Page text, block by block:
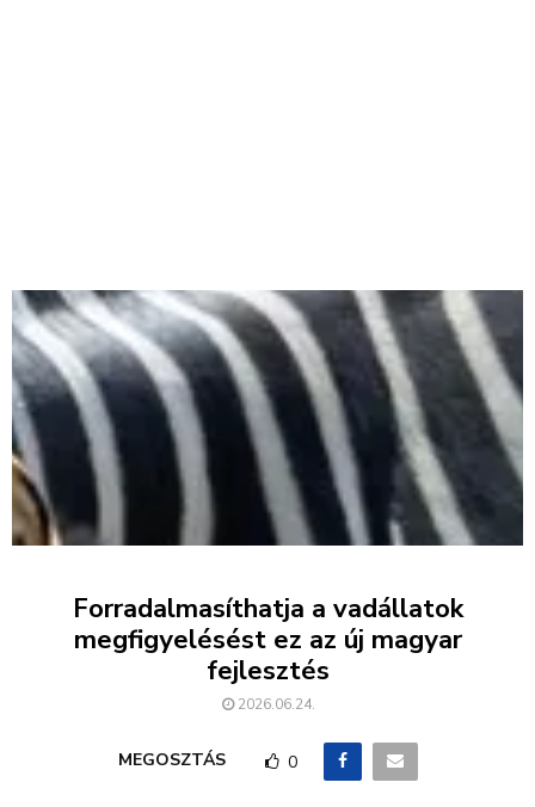
Forradalmasíthatja a vadállatok
megfigyelésést ez az új magyar
fejlesztés
2026.06.24.
MEGOSZTÁS 0